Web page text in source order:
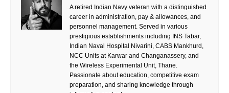
A retired Indian Navy veteran with a distinguished
career in administration, pay & allowances, and
personnel management. Served in various
prestigious establishments including INS Tabar,
Indian Naval Hospital Nivarini, CABS Mankhurd,
NCC Units at Karwar and Changanassery, and
the Wireless Experimental Unit, Thane.
Passionate about education, competitive exam
preparation, and sharing knowledge through